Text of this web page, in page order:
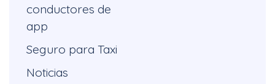
conductores de
app
Seguro para Taxi
Noticias